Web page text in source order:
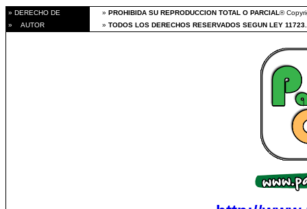
» DERECHO DE » PROHIBIDA SU REPRODUCCION TOTAL O PARCIAL®
» AUTOR
» TODOS LOS DERECHOS RESERVADOS SEGUN LEY